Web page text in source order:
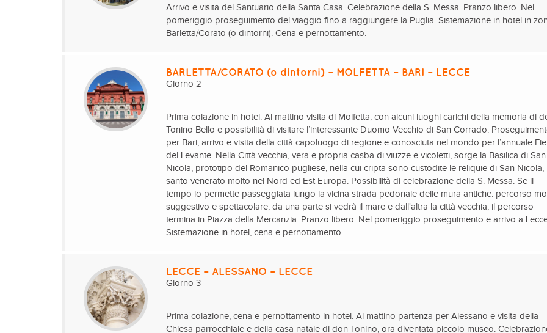
Arrivo e visita del Santuario della Santa Casa. Celebrazione della S. Messa. Pranzo libero. Nel
pomeriggio proseguimento del viaggio fino a raggiungere la Puglia. Sistemazione in hotel in
Barletta/Corato (o dintorni). Cena e pernottamento.
BARLETTA/CORATO (o dintorni) – MOLFETTA – BARI – LECCE
Giorno 2
Prima colazione in hotel. Al mattino visita di Molfetta, con alcuni luoghi carichi della memoria di
Tonino Bello e possibilità di visitare l’interessante Duomo Vecchio di San Corrado.
per Bari, arrivo e visita della città capoluogo di regione e conosciuta nel mondo per l’annuale
del Levante. Nella Città vecchia, vera e propria casba di viuzze e vicoletti, sorge la Basilica di San
Nicola, prototipo del Romanico pugliese, nella cui cripta sono custodite le reliquie di San Nicola,
santo venerato molto nel Nord ed Est Europa. Possibilità di celebrazione della S. Messa. Se il
tempo lo permette passeggiata lungo la vicina strada pedonale delle mura antiche: percorso
suggestivo e spettacolare, da una parte si vedrà il mare e dall'altra la città vecchia, il percorso
termina in Piazza della Mercanzia. Pranzo libero. Nel pomeriggio proseguimento e arrivo a
Sistemazione in hotel, cena e pernottamento.
LECCE – ALESSANO – LECCE
Giorno 3
Prima colazione, cena e pernottamento in hotel. Al mattino partenza per Alessano e visita della
Chiesa parrocchiale e della casa natale di don Tonino, ora diventata piccolo museo.